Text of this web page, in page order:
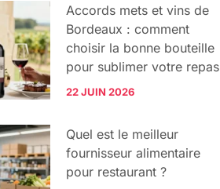
Accords mets et vins de
Bordeaux : comment
choisir la bonne bouteille
pour sublimer votre repas
22 JUIN 2026
Quel est le meilleur
fournisseur alimentaire
pour restaurant ?